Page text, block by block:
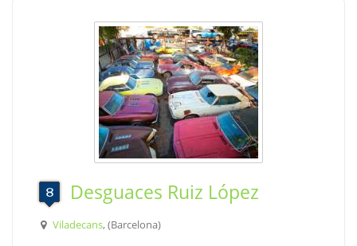
Desguaces Ruiz López
Viladecans, (Barcelona)